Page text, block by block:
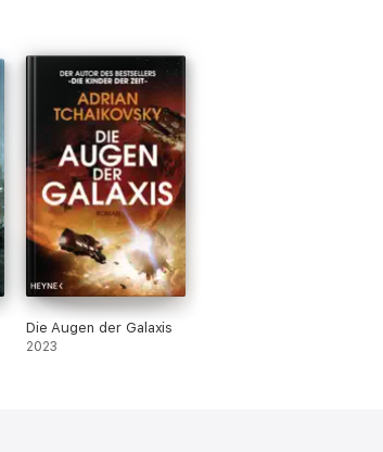
Die Augen der Galaxis
2023